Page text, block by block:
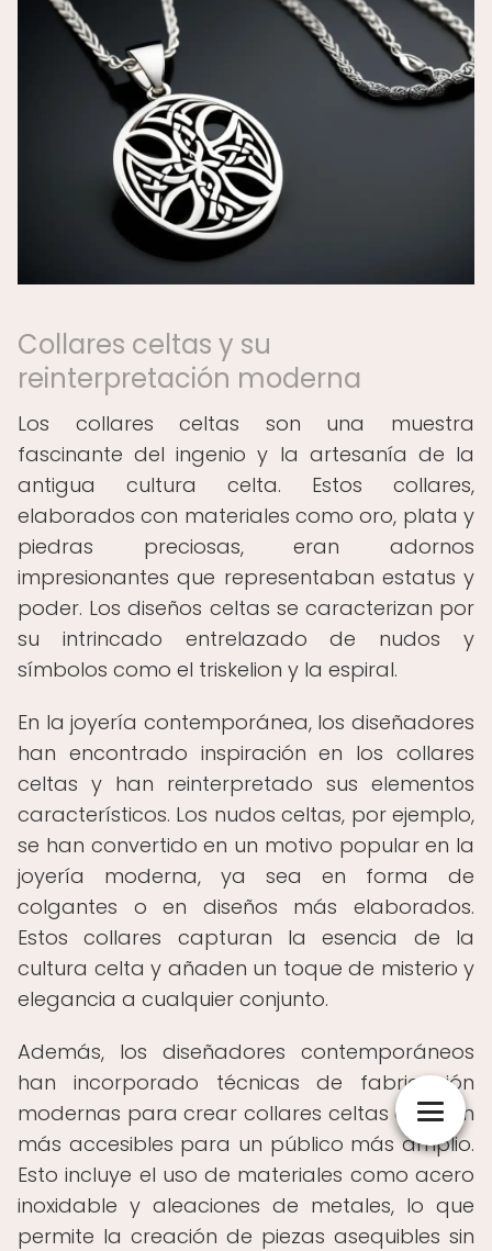
Collares celtas y su
reinterpretación moderna
Los collares celtas son una muestra
fascinante del ingenio y la artesanía de la
antigua cultura celta. Estos collares,
elaborados con materiales como oro, plata y
piedras preciosas, eran adornos
impresionantes que representaban estatus y
poder. Los diseños celtas se caracterizan por
su intrincado entrelazado de nudos y
símbolos como el triskelion y la espiral.
En la joyería contemporánea, los diseñadores
han encontrado inspiración en los collares
celtas y han reinterpretado sus elementos
característicos. Los nudos celtas, por ejemplo,
se han convertido en un motivo popular en la
joyería moderna, ya sea en forma de
colgantes o en diseños más elaborados.
Estos collares capturan la esencia de la
cultura celta y añaden un toque de misterio y
elegancia a cualquier conjunto.
Además, los diseñadores contemporáneos
han incorporado técnicas de fabricación
modernas para crear collares celtas que son
más accesibles para un público más amplio.
Esto incluye el uso de materiales como acero
inoxidable y aleaciones de metales, lo que
permite la creación de piezas asequibles sin